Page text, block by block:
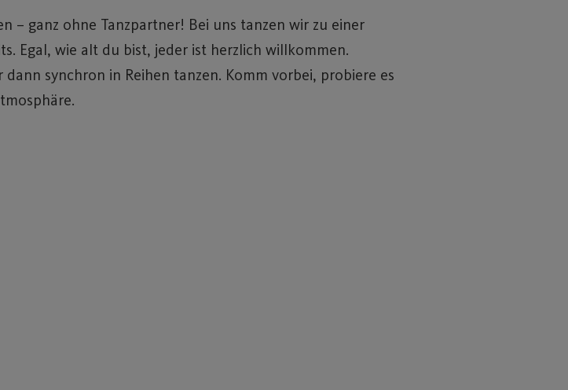
– ganz ohne Tanzpartner! Bei uns tanzen wir zu einer
Egal, wie alt du bist, jeder ist herzlich willkommen.
synchron in Reihen tanzen. Komm vorbei, probiere es